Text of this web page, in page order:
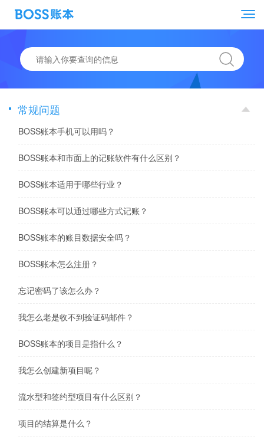
常规问题
BOSS账本手机可以用吗？
BOSS账本和市面上的记账软件有什么区别？
BOSS账本适用于哪些行业？
BOSS账本可以通过哪些方式记账？
BOSS账本的账目数据安全吗？
BOSS账本怎么注册？
忘记密码了该怎么办？
我怎么老是收不到验证码邮件？
BOSS账本的项目是指什么？
我怎么创建新项目呢？
流水型和签约型项目有什么区别？
项目的结算是什么？